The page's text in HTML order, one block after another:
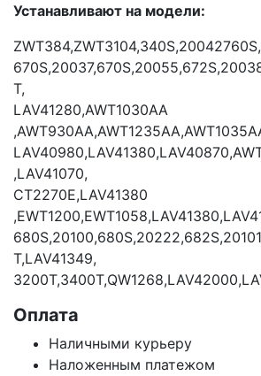
Устанавливают на модели:
T,
LAV41280,AWT1030AA
,LAV41070,
CT2270E,LAV41380
T,LAV41349,
Оплата
Наличными курьеру
Наложенным платежом